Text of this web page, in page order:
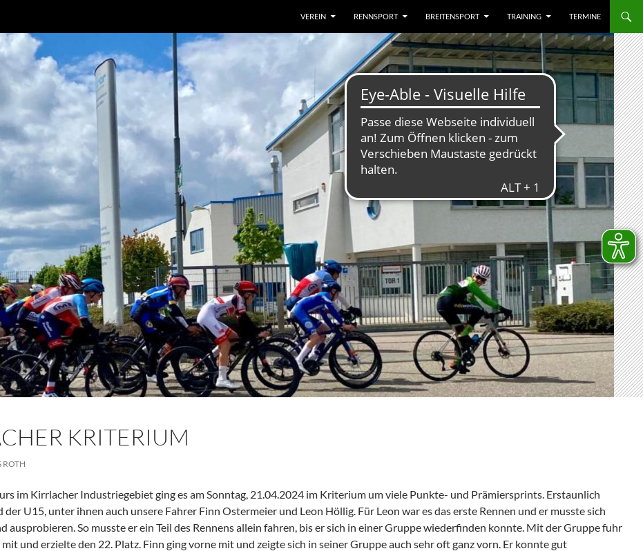
VEREIN RENNSPORT BREITENSPORT TRAINING TERMINE
KRITERIUM
ROTH
im Kirrlacher Industriegebiet ging es am Sonntag, 21.04.2024 im Kriterium um viele Punkte- und Prämiersprints. Erstaunlich
U15, unter ihnen auch unsere Fahrer Finn Ostermeier und Leon Höllig. Für Leon war es das erste Rennen und er musste sich
ausprobieren. So musste er ein Teil des Rennens allein fahren, bis er sich in einer Gruppe wiederfinden konnte. Mit der Gruppe fuhr
mit und erzielte den 22. Platz. Finn ging vorne mit und zeigte sich in seiner Gruppe auch sehr oft ganz vorn. Er konnte gut